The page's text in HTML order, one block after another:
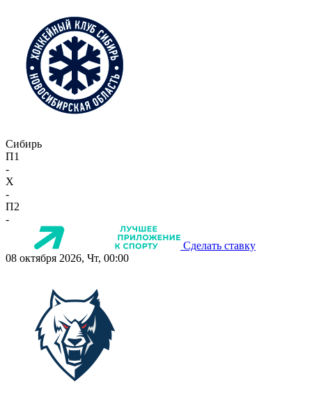
Сибирь
П1
-
X
-
П2
-
Сделать ставку
08 октября 2026, Чт, 00:00